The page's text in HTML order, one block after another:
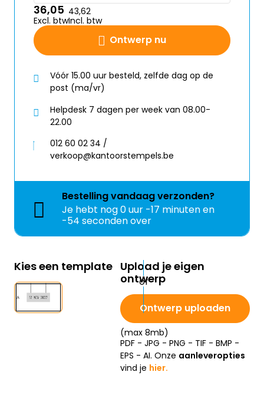
Ontwerp nu
36,05
Excl. btw
43,62
Incl. btw
Vóór 15.00 uur besteld, zelfde dag op de
post (ma/vr)
Helpdesk 7 dagen per week van 08.00-
22.00
012 60 02 34 /
verkoop@kantoorstempels.be
Bestellingvandaagverzonden?
Je hebt nog0 uur -17 minuten en
-54 seconden over
Kies een template Upload je eigen
ontwerp
Ontwerp uploaden
(max 8mb)
PDF - JPG - PNG - TIF - BMP -
EPS - AI. Onze aanleveropties
vind je hier.